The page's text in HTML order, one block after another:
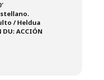
/ Heldua
DU: ACCIÓN